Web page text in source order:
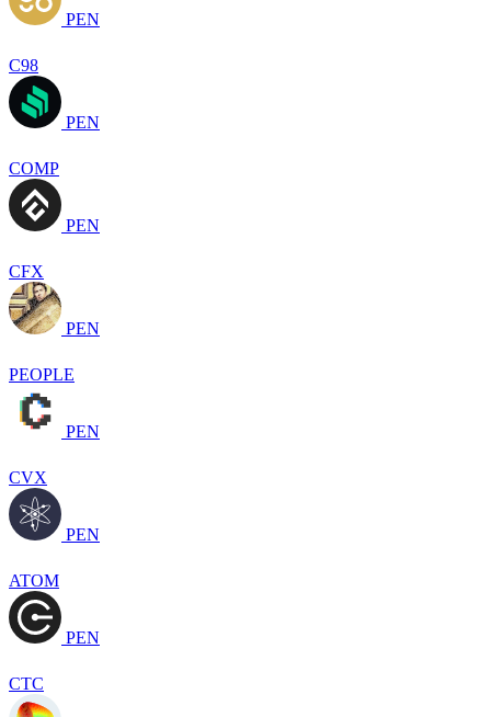
PEN
C98
PEN
COMP
PEN
CFX
PEN
PEOPLE
PEN
CVX
PEN
ATOM
PEN
CTC